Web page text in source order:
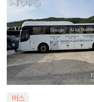
버스